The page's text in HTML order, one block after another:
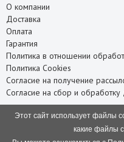
О компании
Доставка
Оплата
Гарантия
Политика в отношении
Политика Cookies
Согласие на получение
Согласие на сбор и
Карта сайта
Этот сайт использует файлы
какие файлы